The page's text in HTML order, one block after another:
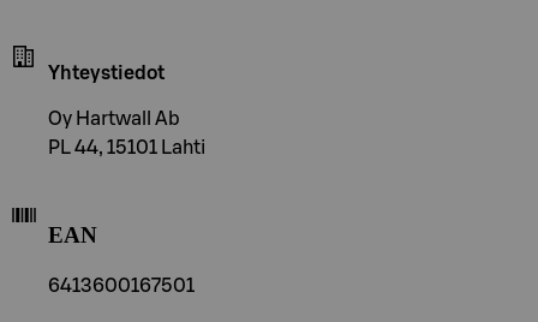
Yhteystiedot
Oy Hartwall Ab
PL 44, 15101 Lahti
EAN
6413600167501